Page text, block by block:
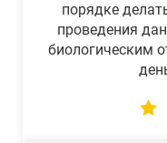
порядке
проведения
биологическим